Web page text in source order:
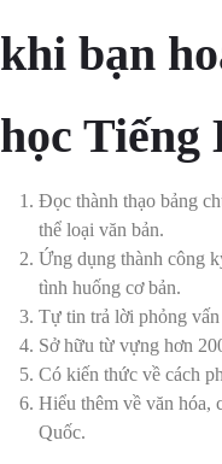
khi bạn
học Tiếng
Đọc thành thạo bảng
thể loại văn bản.
Ứng dụng thành công
tình huống cơ bản.
Tự tin trả lời phỏng
Sở hữu từ vựng hơn
Có kiến thức về cách
Hiểu thêm về văn hóa,
Quốc.